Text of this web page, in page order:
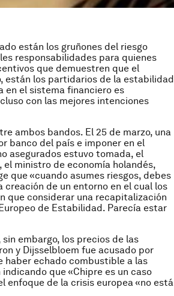
están los gruñones del riesgo
responsabilidades para quienes
que demuestren que el
están los partidarios de la estabilidad
en el sistema financiero es
con las mejores intenciones
ambos bandos. El 25 de marzo, una
banco del país e imponer en el
asegurados estuvo tomada, el
ministro de economía holandés,
que «cuando asumes riesgos, debes
creación de un entorno en el cual los
que considerar una recapitalización
de Estabilidad. Parecía estar
embargo, los precios de las
y Dijsselbloem fue acusado por
haber echado combustible a las
que «Chipre es un caso
enfoque de la crisis europea «no está